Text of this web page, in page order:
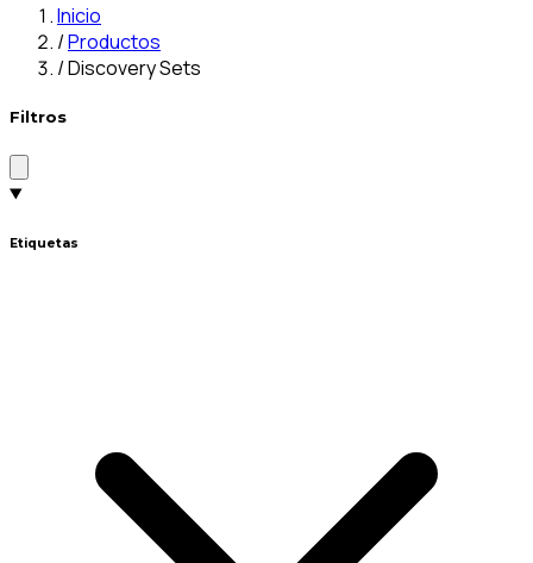
Inicio
/Productos
/Discovery Sets
Filtros
Etiquetas